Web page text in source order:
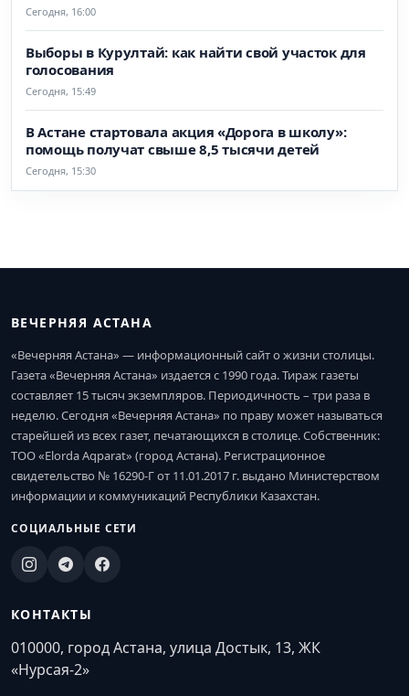
Сегодня, 16:00
Выборы в Курултай: как найти свой участок для
голосования
Сегодня, 15:49
В Астане стартовала акция «Дорога в школу»:
помощь получат свыше 8,5 тысячи детей
Сегодня, 15:30
ВЕЧЕРНЯЯ АСТАНА
«Вечерняя Астана» — информационный сайт о жизни столицы.
Газета «Вечерняя Астана» издается с 1990 года. Тираж газеты
составляет 15 тысяч экземпляров. Периодичность – три раза в
неделю. Сегодня «Вечерняя Астана» по праву может называться
старейшей из всех газет, печатающихся в столице. Собственник:
ТОО «Elorda Aqparat» (город Астана). Регистрационное
свидетельство № 16290-Г от 11.01.2017 г. выдано Министерством
информации и коммуникаций Республики Казахстан.
СОЦИАЛЬНЫЕ СЕТИ
КОНТАКТЫ
010000, город Астана, улица Достык, 13, ЖК
«Нурсая-2»